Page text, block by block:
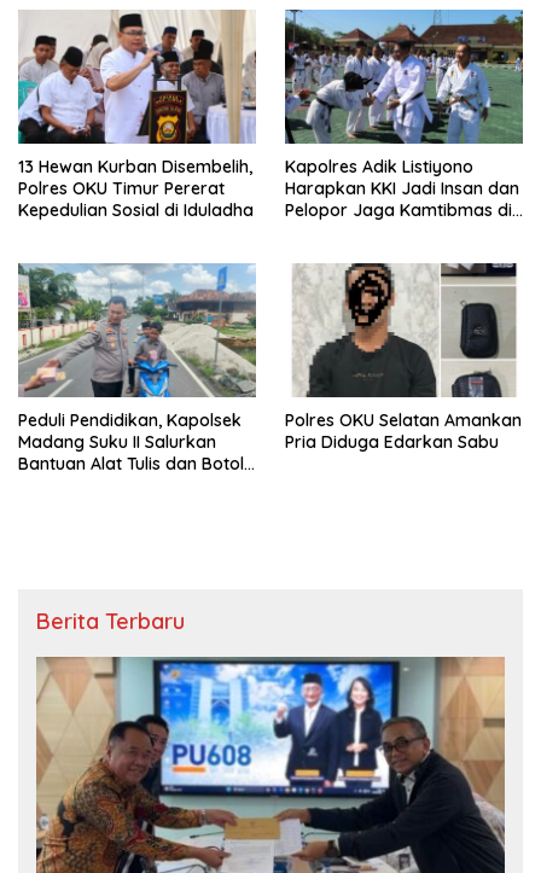
13 Hewan Kurban Disembelih,
Polres OKU Timur Pererat
Kepedulian Sosial di Iduladha
Kapolres Adik Listiyono
Harapkan KKI Jadi Insan dan
Pelopor Jaga Kamtibmas di
Peduli Pendidikan, Kapolsek
Madang Suku II Salurkan
Bantuan Alat Tulis dan Botol
Polres OKU Selatan Amankan
Pria Diduga Edarkan Sabu
Berita Terbaru